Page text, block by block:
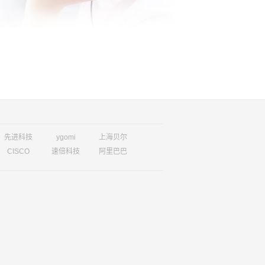
先进科技 ygomi
上海贝尔
CISCO
速倍科技 阿里巴巴